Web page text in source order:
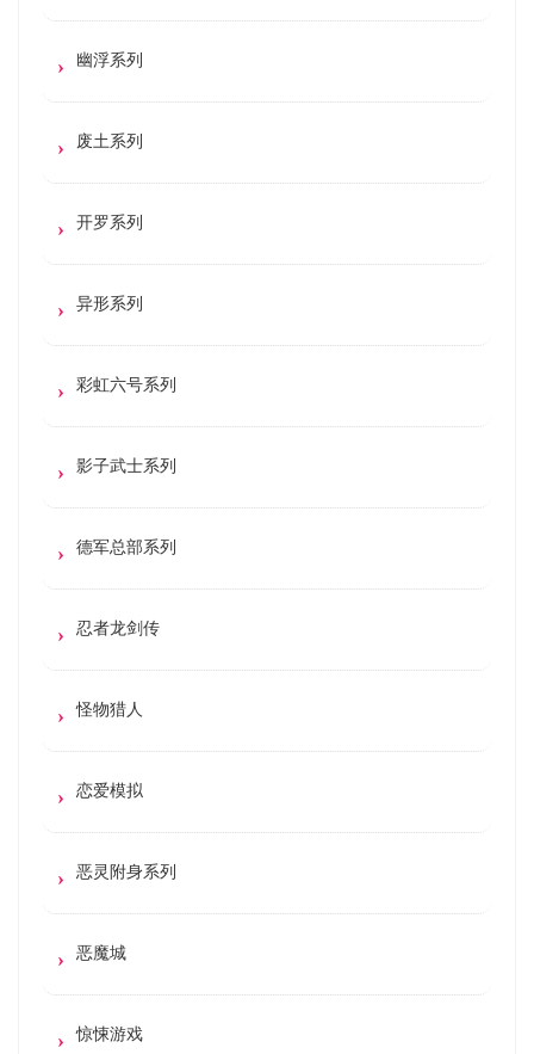
幽浮系列
废土系列
开罗系列
异形系列
彩虹六号系列
影子武士系列
德军总部系列
忍者龙剑传
怪物猎人
恋爱模拟
恶灵附身系列
恶魔城
惊悚游戏